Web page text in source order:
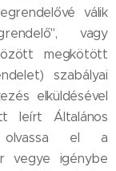
válik
vagy
megkötött
szabályai
elküldésével
leírt Általános
olvassa el a
vegye igénybe